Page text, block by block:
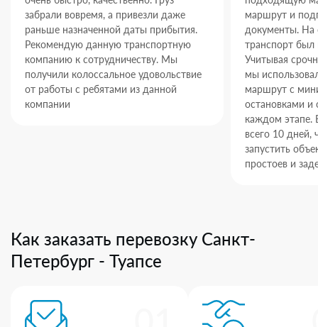
забрали вовремя, а привезли даже
раньше назначенной даты прибытия.
Рекомендую данную транспортную
компанию к сотрудничеству. Мы
получили колоссальное удовольствие
от работы с ребятами из данной
компании
маршрут и
документы. На
транспорт был
Учитывая
мы
маршрут с
остановками и
каждом этапе.
всего 10 дней,
запустить
простоев и
Как заказать перевозку Санкт-
Петербург - Туапсе